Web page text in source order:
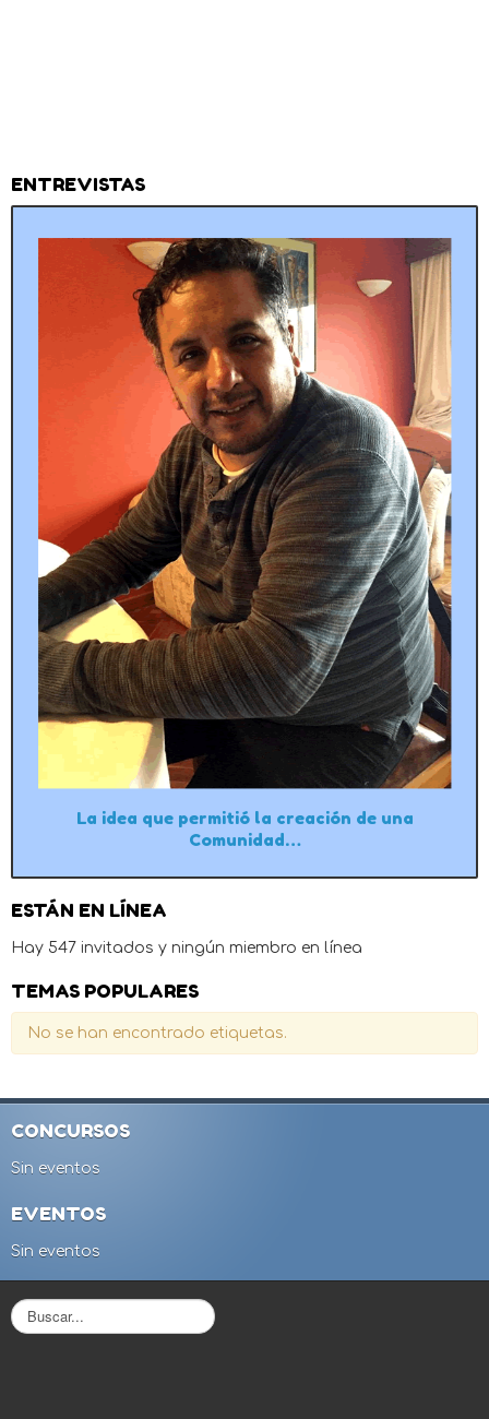
ENTREVISTAS
La idea que permitió la creación de una
Comunidad…
ESTÁN EN LÍNEA
Hay 547 invitados y ningún miembro en línea
TEMAS POPULARES
No se han encontrado etiquetas.
CONCURSOS
Sin eventos
EVENTOS
Sin eventos
B
u